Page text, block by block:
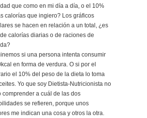
que como en mi día a día, o el 10%
calorías que ingiero? Los gráficos
se hacen en relación a un total, ¿es
calorías diarias o de raciones de
si una persona intenta consumir
en forma de verdura. O si por el
el 10% del peso de la dieta lo toma
Yo que soy Dietista-Nutricionista no
comprender a cuál de las dos
se refieren, porque unos
me indican una cosa y otros la otra.